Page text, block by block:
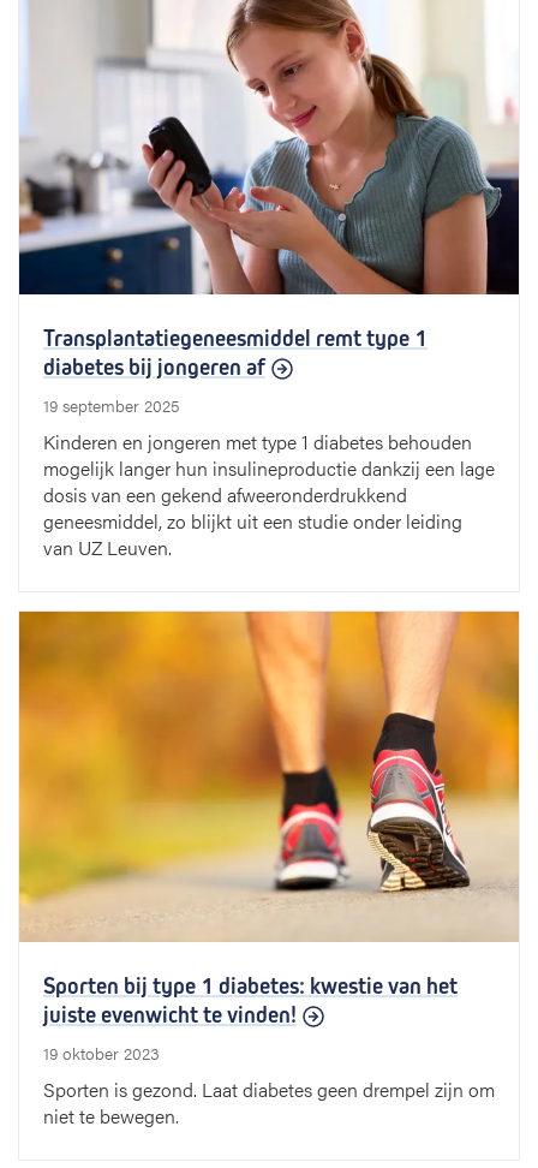
Transplantatiegeneesmiddel remt type 1
diabetes bij jongeren af
19 september 2025
Kinderen en jongeren met type 1 diabetes behouden
mogelijk langer hun insulineproductie dankzij een lage
dosis van een gekend afweeronderdrukkend
geneesmiddel, zo blijkt uit een studie onder leiding
van UZ Leuven.
Sporten bij type 1 diabetes: kwestie van het
juiste evenwicht te vinden!
19 oktober 2023
Sporten is gezond. Laat diabetes geen drempel zijn om
niet te bewegen.